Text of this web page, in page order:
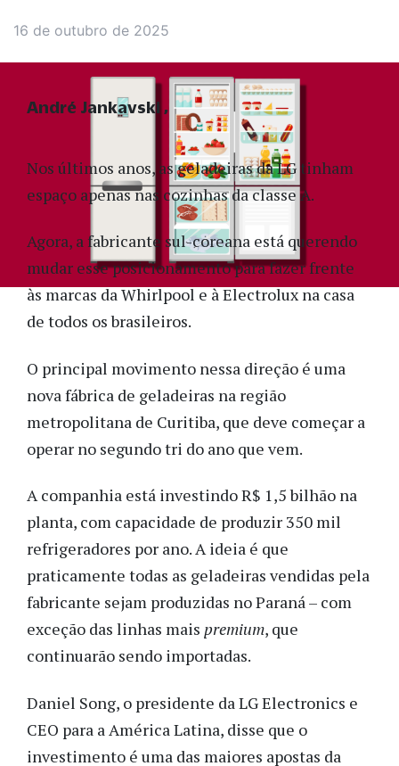
16 de outubro de 2025
Nos últimos anos, as geladeiras da LG tinham
espaço apenas nas cozinhas da classe A.
Agora, a fabricante sul-coreana está querendo
mudar esse posicionamento para fazer frente
às marcas da Whirlpool e à Electrolux na casa
de todos os brasileiros.
O principal movimento nessa direção é uma
nova fábrica de geladeiras na região
metropolitana de Curitiba, que deve começar a
operar no segundo tri do ano que vem.
A companhia está investindo R$ 1,5 bilhão na
planta, com capacidade de produzir 350 mil
refrigeradores por ano. A ideia é que
praticamente todas as geladeiras vendidas pela
fabricante sejam produzidas no Paraná – com
exceção das linhas mais premium, que
continuarão sendo importadas.
Daniel Song, o presidente da LG Electronics e
CEO para a América Latina, disse que o
investimento é uma das maiores apostas da
André Jankavski